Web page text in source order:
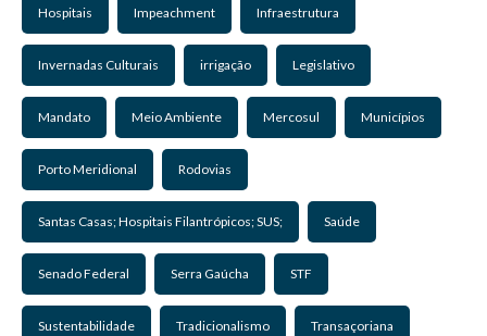
Hospitais Impeachment Infraestrutura
Invernadas Culturais irrigação Legislativo
Mandato Meio Ambiente Mercosul Municípios
Porto Meridional Rodovias
Santas Casas; Hospitais Filantrópicos; SUS; Saúde
Senado Federal Serra Gaúcha STF
Sustentabilidade Tradicionalismo Transaçoriana